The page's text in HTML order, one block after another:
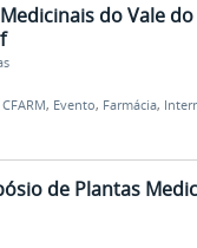
do Vale
CFARM, Evento, Farmácia,
de Plantas